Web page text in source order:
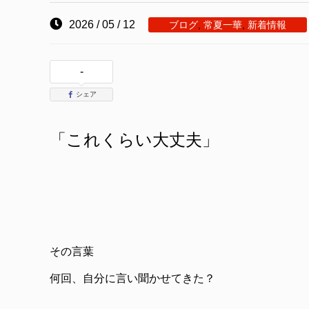
2026 / 05 / 12 ブログ 常夏一華 新着情報
-
シェア
「これくらい大丈夫」
その言葉
何回、自分に言い聞かせてきた？